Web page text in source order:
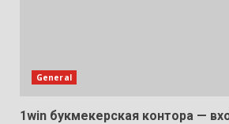
General
1win букмекерская контора —